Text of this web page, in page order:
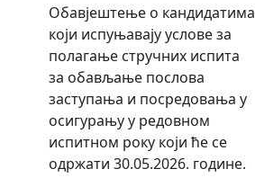
н
е
.
г
о
д
и
н
е
.
2
0
2
2
.
г
о
3
0
.
0
6
.
2
0
2
1
.
д
о
3
1
.
0
1
.
2
0
2
1
.
Обавјештење о кандидатима
који испуњавају услове за
полагање стручних испита
за обављање послова
заступања и посредовања у
осигурању у редовном
испитном року који ће се
одржати 30.05.2026. године.